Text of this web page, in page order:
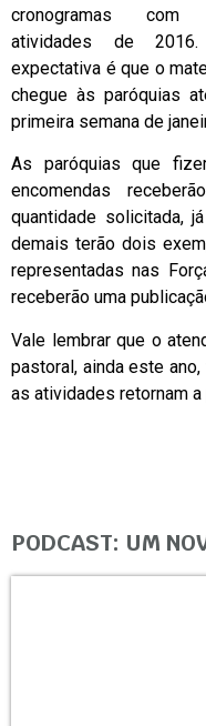
cronogramas com
atividades de
expectativa é que o
chegue às paróquias
primeira semana de
As paróquias que
encomendas
quantidade solicitada,
demais terão dois
representadas nas
receberão uma
Vale lembrar que o
pastoral, ainda este
as atividades retornam
PODCAST: UM